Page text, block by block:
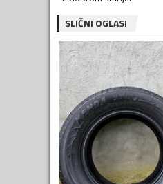
SLIČNI OGLASI